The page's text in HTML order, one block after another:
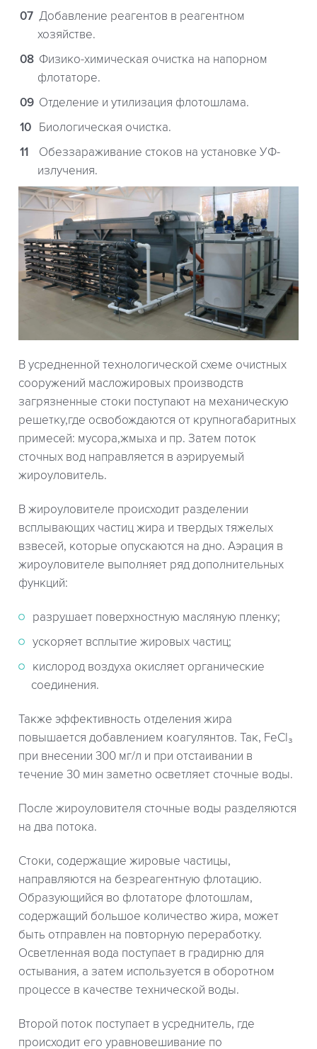
Добавление реагентов в реагентном
хозяйстве.
Физико-химическая очистка на напорном
флотаторе.
Отделение и утилизация флотошлама.
Биологическая очистка.
Обеззараживание стоков на установке УФ-
излучения.
В усредненной технологической схеме очистных
сооружений масложировых производств
загрязненные стоки поступают на механическую
решетку,где освобождаются от крупногабаритных
примесей: мусора,жмыха и пр. Затем поток
сточных вод направляется в аэрируемый
жироуловитель.
В жироуловителе происходит разделении
всплывающих частиц жира и твердых тяжелых
взвесей, которые опускаются на дно. Аэрация в
жироуловителе выполняет ряд дополнительных
функций:
разрушает поверхностную масляную пленку;
ускоряет всплытие жировых частиц;
кислород воздуха окисляет органические
соединения.
Также эффективность отделения жира
повышается добавлением коагулянтов. Так, FeCl₃
при внесении 300 мг/л и при отстаивании в
течение 30 мин заметно осветляет сточные воды.
После жироуловителя сточные воды разделяются
на два потока.
Стоки, содержащие жировые частицы,
направляются на безреагентную флотацию.
Образующийся во флотаторе флотошлам,
содержащий большое количество жира, может
быть отправлен на повторную переработку.
Осветленная вода поступает в градирню для
остывания, а затем используется в оборотном
процессе в качестве технической воды.
Второй поток поступает в усреднитель, где
происходит его уравновешивание по